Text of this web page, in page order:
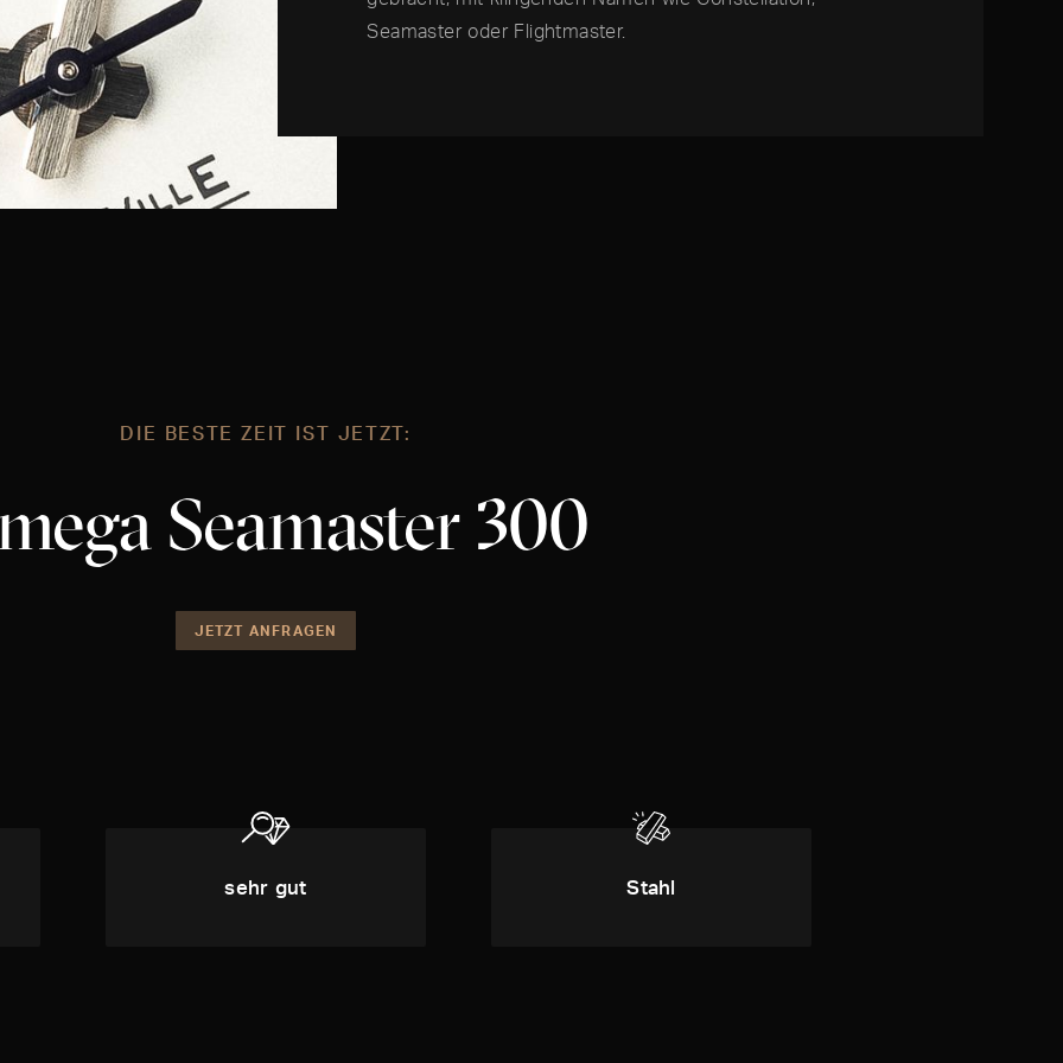
Seamaster oder Flightmaster.
DIE BESTE ZEIT IST JETZT:
Seamaster 300
JETZT ANFRAGEN
sehr gut Stahl